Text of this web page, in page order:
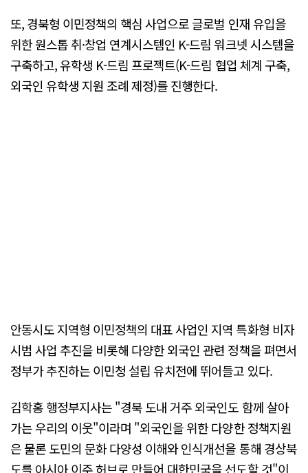
또, 경북형 이민정책의 핵심 사업으로 글로벌 인재 유입을
위한 원스톱 취·창업 연계시스템인 K-드림 워크넷 시스템을
구축하고, 유학생 K-드림 프로젝트(K-드림 협업 체계 구축,
외국인 유학생 지원 조례 제정)를 진행한다.
안동시도 지역형 이민정책의 대표 사업인 지역 특화형 비자
시범 사업 추진을 비롯해 다양한 외국인 관련 정책을 펴면서
정부가 추진하는 이민청 설립 유치전에 뛰어들고 있다.
김학홍 행정부지사는 "경북 도내 거주 외국인도 함께 살아
가는 우리의 이웃"이라며 "외국인을 위한 다양한 정책지원
은 물론 도민의 문화 다양성 이해와 인식개선을 통해 경상북
도를 아시아 이주 허브로 만들어 대한민국을 선도할 것"이